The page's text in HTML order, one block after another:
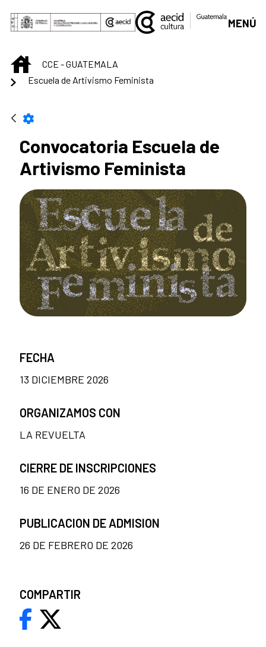
Saltar al contenido principal
MENÚ
INICIOCCE - GUATEMALA
Escuela de Artivismo Feminista
Convocatoria Escuela de
Artivismo Feminista
FECHA
13 DICIEMBRE 2026
ORGANIZAMOS CON
LA REVUELTA
CIERRE DE INSCRIPCIONES
16 DE ENERO DE 2026
PUBLICACION DE ADMISION
26 DE FEBRERO DE 2026
COMPARTIR